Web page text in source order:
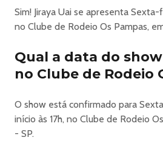
Festa Do Peao Taquaritinga 2026
Humberto E Ronaldo + Jiraya Uai
A Festa do Peão de Taquaritinga
dias de muita emoção, tradição e
como Padre Antônio Maria na
Humberto & Ronaldo, Jiraya Uai e
Diego & Arnaldo, além da
Sim! Jiraya Uai se apresenta Sexta-
no Clube de Rodeio Os Pampas,
Qual a data do
no Clube de Rodeio
O show está confirmado para
início às 17h, no Clube de Rodeio
- SP.